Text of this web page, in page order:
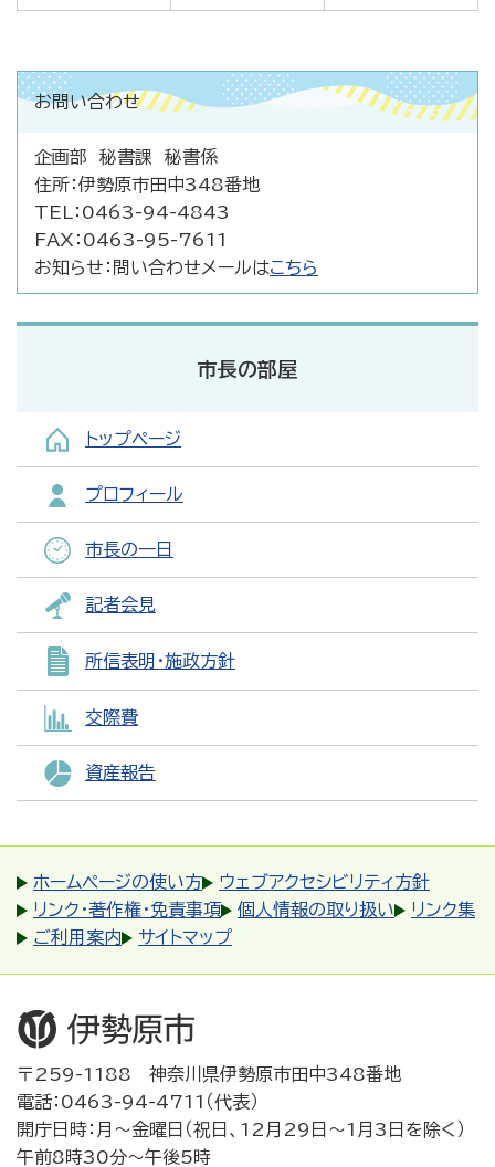
お問い合わせ
企画部 秘書課 秘書係
住所：伊勢原市田中348番地
TEL： 0463-94-4843
FAX： 0463-95-7611
お知らせ： 問い合わせメールはこちら
市長の部屋
トップページ
プロフィール
市長の一日
記者会見
所信表明・施政方針
交際費
資産報告
ホームページの使い方
ウェブアクセシビリティ方針
リンク・著作権・免責事項
個人情報の取り扱い
リンク集
ご利用案内
サイトマップ
〒259-1188 神奈川県伊勢原市田中348番地
電話：0463-94-4711（代表）
開庁日時：月～金曜日（祝日、12月29日～1月3日を除く）
午前8時30分～午後5時